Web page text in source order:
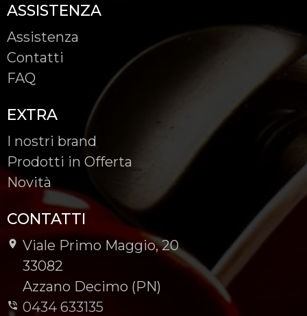
ASSISTENZA
Assistenza
Contatti
FAQ
EXTRA
I nostri brand
Prodotti in Offerta
Novità
CONTATTI
Viale Primo Maggio, 20
-
33082
-
Azzano Decimo (PN)
0434 633135